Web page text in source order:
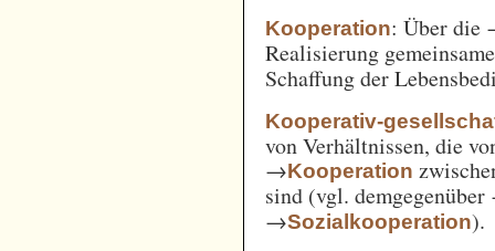
Kooperation: Über
Realisierung
Schaffung der
Kooperativ-
von Verhältnissen, die
→Kooperation
sind (vgl.
→Sozialkooperation).